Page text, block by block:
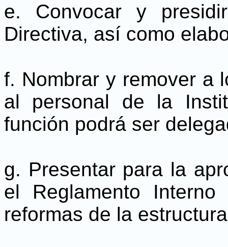
e. Convocar y
Directiva, así como
f. Nombrar y remover a
al personal de la
función podrá ser
g. Presentar para la
el Reglamento
reformas de la